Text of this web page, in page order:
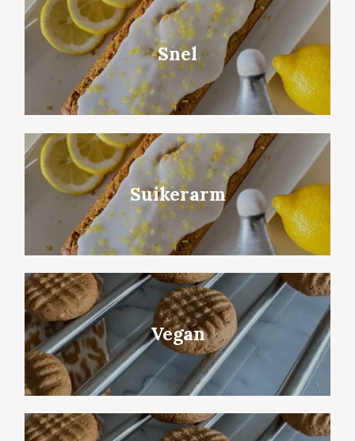
Snel
Suikerarm
Vegan